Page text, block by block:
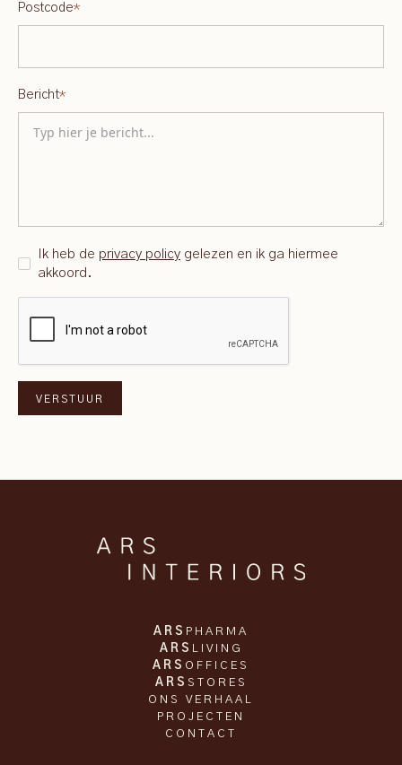
Postcode*
Bericht*
Ik heb de privacy policy gelezen en ik ga hiermee
akkoord.
ARS PHARMA
ARS LIVING
ARS OFFICES
ARS STORES
ONS VERHAAL
PROJECTEN
CONTACT